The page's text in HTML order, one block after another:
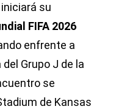
su
FIFA 2026
enfrente a
Grupo J de la
se
de Kansas